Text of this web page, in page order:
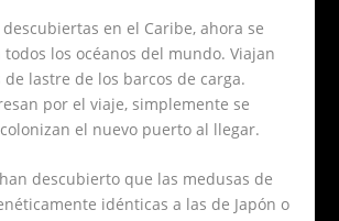
en el Caribe, ahora se
los océanos del mundo. Viajan
lastre de los barcos de carga.
por el viaje, simplemente se
el nuevo puerto al llegar.
descubierto que las medusas de
idénticas a las de Japón o